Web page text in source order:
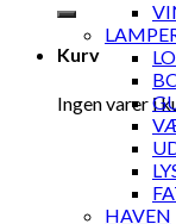
Kurv
Ingen varer i
HAVEN